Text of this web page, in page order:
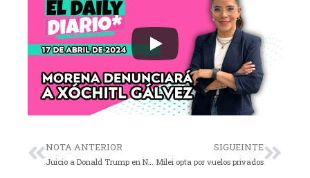
NOTA ANTERIOR SIGUEINTE
Milei opta por vuelos privados